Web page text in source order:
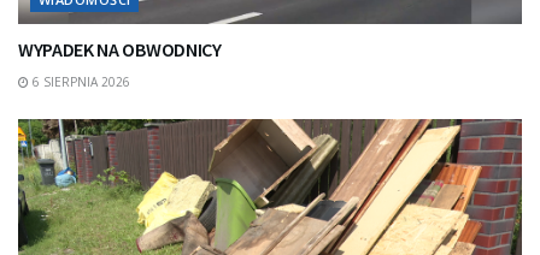
WYPADEK NA OBWODNICY
6 SIERPNIA 2026